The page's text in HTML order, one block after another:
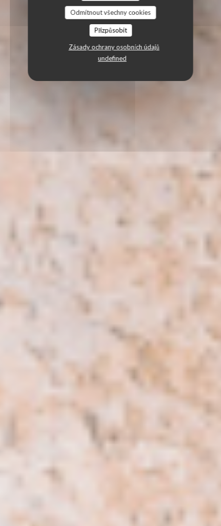
Odmítnout všechny cookies
Přizpůsobit
Zásady ochrany osobních údajů
undefined